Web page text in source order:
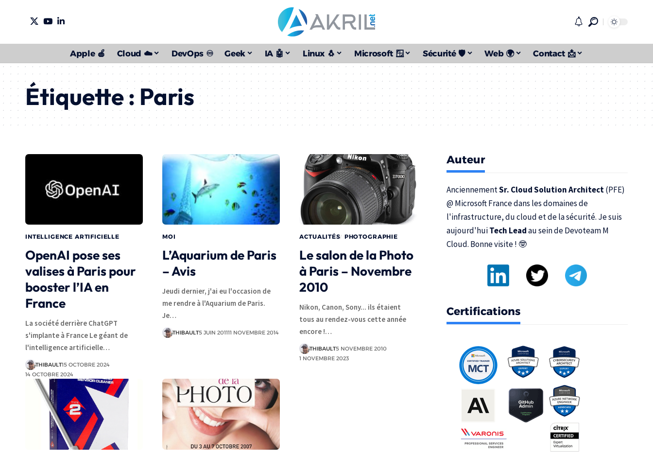
Apple 🍎 Cloud ☁️ DevOps ♾️ Geek IA 🤖 Linux 🐧 Microsoft 🪟 Sécurité 🛡️ Web 🌍 Contact 📩
Étiquette : Paris
INTELLIGENCE ARTIFICIELLE
OpenAI pose ses
valises à Paris pour
booster l’IA en
France
La société derrière ChatGPT
s'implante à France Le géant de
l'intelligence artificielle…
THIBAULT15 OCTOBRE 2024
14 OCTOBRE 2024
MOI
L’Aquarium de Paris
– Avis
Jeudi dernier, j'ai eu l'occasion de
me rendre à l'Aquarium de Paris.
Je…
THIBAULT5 JUIN 201111 NOVEMBRE 2014
ACTUALITÉS PHOTOGRAPHIE
Le salon de la Photo
à Paris – Novembre
2010
Nikon, Canon, Sony... ils étaient
tous au rendez-vous cette année
encore !…
THIBAULT5 NOVEMBRE 2010
1 NOVEMBRE 2023
Auteur
AnciennementSr. Cloud Solution Architect(PFE)
@ Microsoft Francedans les domaines de
l'infrastructure, du cloud et de la sécurité. Je suis
aujourd'huiTech Leadau sein deDevoteam M
Cloud. Bonne visite ! 🤓
Certifications